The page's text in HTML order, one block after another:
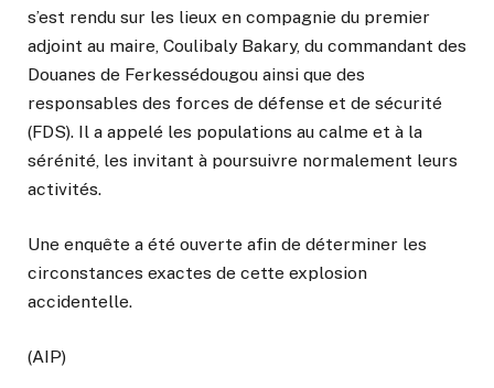
s’est rendu sur les lieux en compagnie du premier
adjoint au maire, Coulibaly Bakary, du commandant des
Douanes de Ferkessédougou ainsi que des
responsables des forces de défense et de sécurité
(FDS). Il a appelé les populations au calme et à la
sérénité, les invitant à poursuivre normalement leurs
activités.
Une enquête a été ouverte afin de déterminer les
circonstances exactes de cette explosion
accidentelle.
(AIP)